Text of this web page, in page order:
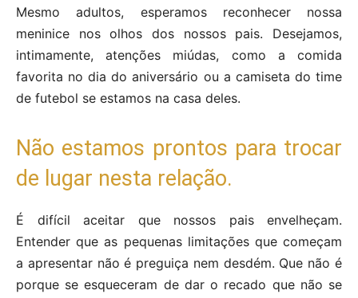
Mesmo adultos, esperamos reconhecer nossa
meninice nos olhos dos nossos pais. Desejamos,
intimamente, atenções miúdas, como a comida
favorita no dia do aniversário ou a camiseta do time
de futebol se estamos na casa deles.
Não estamos prontos para trocar
de lugar nesta relação.
É difícil aceitar que nossos pais envelheçam.
Entender que as pequenas limitações que começam
a apresentar não é preguiça nem desdém. Que não é
porque se esqueceram de dar o recado que não se